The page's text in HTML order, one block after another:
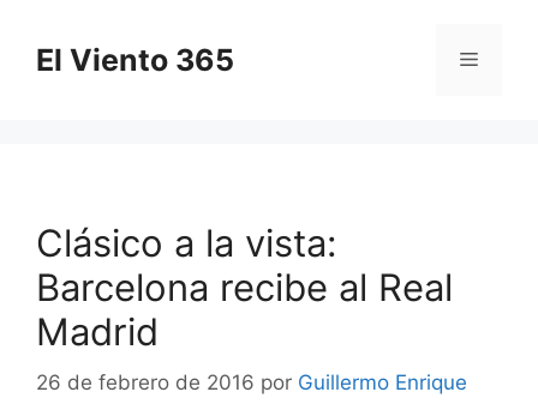
contenido
El Viento 365 Menú
Clásico a la vista:
Barcelona recibe al Real
Madrid
26 de febrero de 2016 por Guillermo Enrique